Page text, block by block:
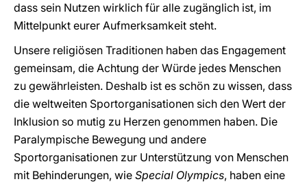
dass sein Nutzen wirklich für alle zugänglich ist, im
Mittelpunkt eurer Aufmerksamkeit steht.
Unsere religiösen Traditionen haben das Engagement
gemeinsam, die Achtung der Würde jedes Menschen
zu gewährleisten. Deshalb ist es schön zu wissen, dass
die weltweiten Sportorganisationen sich den Wert der
Inklusion so mutig zu Herzen genommen haben. Die
Paralympische Bewegung und andere
Sportorganisationen zur Unterstützung von Menschen
mit Behinderungen, wie Special Olympics, haben eine